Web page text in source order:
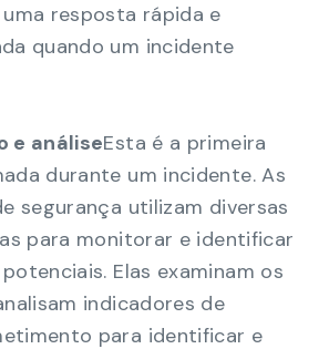
resposta rápida e
quando um incidente
e análiseEsta é a primeira
durante um incidente. As
segurança utilizam diversas
para monitorar e identificar
Elas examinam os
indicadores de
para identificar e